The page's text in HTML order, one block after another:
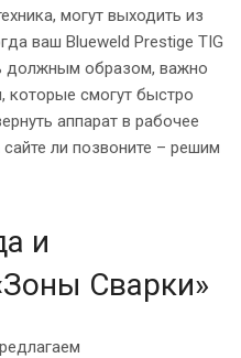
могут выходить из
ваш Blueweld Prestige TIG
должным образом, важно
которые смогут быстро
аппарат в рабочее
ли позвоните – решим
и
Сварки»